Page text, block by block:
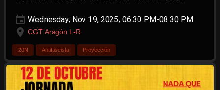
Wednesday, Nov 19, 2025, 06:30 PM-08:30 PM
CGT Aragón L-R
20N Antifascista Proyección